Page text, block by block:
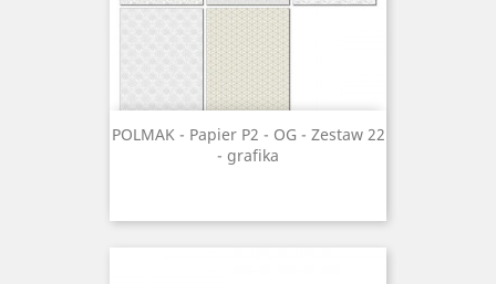
POLMAK - Papier P2 - OG - Zestaw 22
- grafika